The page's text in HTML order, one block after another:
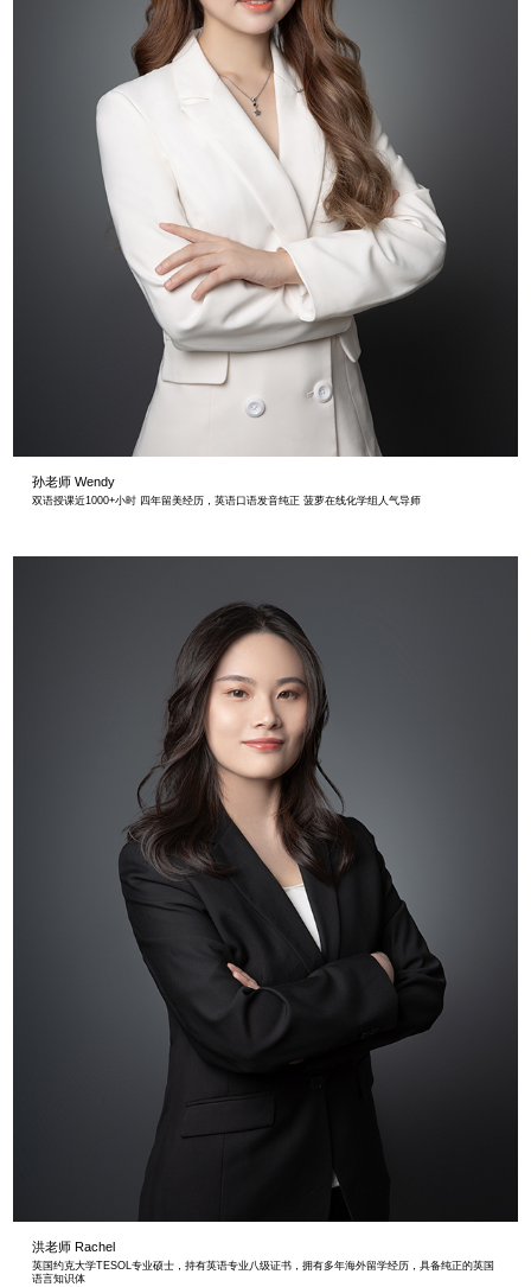
孙老师 Wendy
双语授课近1000+小时 四年留美经历，英语口语发音纯正 菠萝在线化学组人气导师
洪老师 Rachel
英国约克大学TESOL专业硕士，持有英语专业八级证书，拥有多年海外留学经历，具备纯正的英国
语言知识体